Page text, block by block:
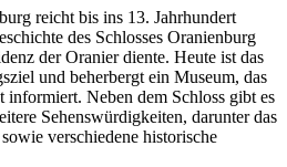
reicht bis ins 13. Jahrhundert
des Schlosses Oranienburg
der Oranier diente. Heute ist das
und beherbergt ein Museum, das
informiert. Neben dem Schloss gibt es
Sehenswürdigkeiten, darunter das
verschiedene historische